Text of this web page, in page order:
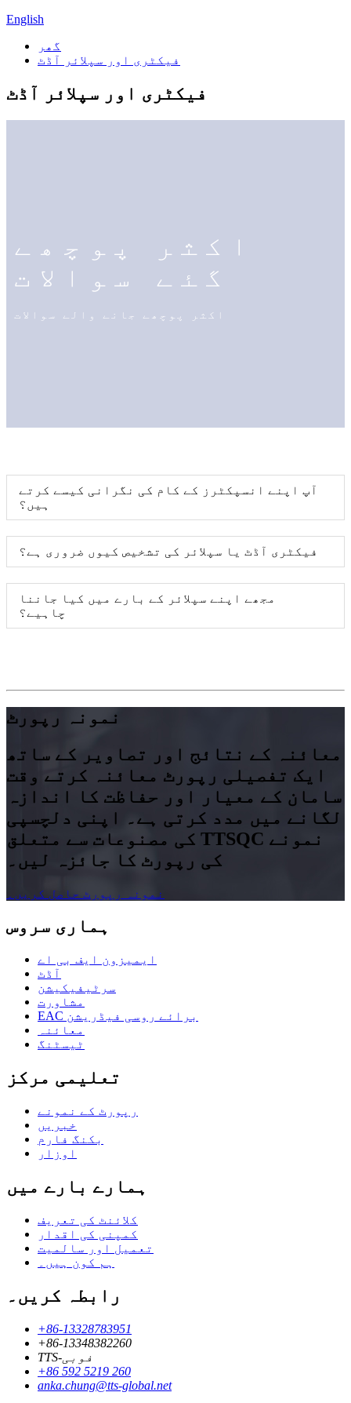
English
گھر
فیکٹری اور سپلائر آڈٹ
فیکٹری اور سپلائر آڈٹ
اکثر پوچھے
گئے سوالات
اکثر پوچھے جانے والے سوالات
آپ اپنے انسپکٹرز کے کام کی نگرانی کیسے کرتے
ہیں؟
فیکٹری آڈٹ یا سپلائر کی تشخیص کیوں ضروری ہے؟
مجھے اپنے سپلائر کے بارے میں کیا جاننا
چاہیے؟
نمونہ رپورٹ
معائنہ کے نتائج اور تصاویر کے ساتھ
ایک تفصیلی رپورٹ معائنہ کرتے وقت
سامان کے معیار اور حفاظت کا اندازہ
لگانے میں مدد کرتی ہے۔ اپنی دلچسپی
کی مصنوعات سے متعلق TTSQC نمونے
کی رپورٹ کا جائزہ لیں۔
نمونہ رپورٹ حاصل کریں۔
ہماری سروس
ایمیزون ایف بی اے
آڈٹ
سرٹیفیکیشن
مشاورت
EAC برائے روسی فیڈریشن
معائنہ
ٹیسٹنگ
تعلیمی مرکز
رپورٹ کے نمونے
خبریں
بکنگ فارم
اوزار
ہمارے بارے میں
کلائنٹ کی تعریف
کمپنی کی اقدار
تعمیل اور سالمیت
ہم کون ہیں۔
رابطہ کریں۔
+86-13328783951
+86-13348382260
TTS-فوبی
+86 592 5219 260
anka.chung@tts-global.net